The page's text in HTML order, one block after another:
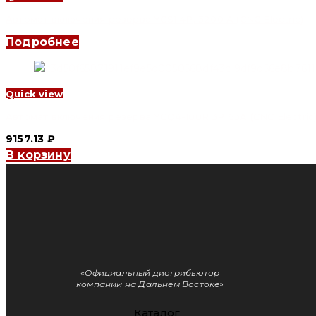
Подробнее
Quick view
9157.13 ₽
В корзину
«Официальный дистрибьютор
компании на Дальнем Востоке»
Каталог